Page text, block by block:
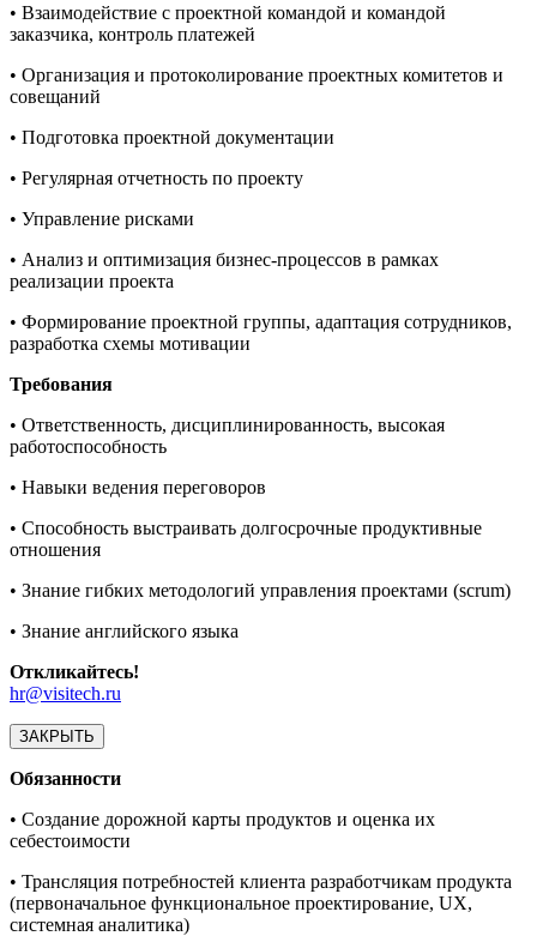
• Взаимодействие с проектной командой и командой
заказчика, контроль платежей
• Организация и протоколирование проектных комитетов и
совещаний
• Подготовка проектной документации
• Регулярная отчетность по проекту
• Управление рисками
• Анализ и оптимизация бизнес-процессов в рамках
реализации проекта
• Формирование проектной группы, адаптация сотрудников,
разработка схемы мотивации
Требования
• Ответственность, дисциплинированность, высокая
работоспособность
• Навыки ведения переговоров
• Способность выстраивать долгосрочные продуктивные
отношения
• Знание гибких методологий управления проектами (scrum)
• Знание английского языка
Откликайтесь!
hr@visitech.ru
ЗАКРЫТЬ
Обязанности
• Создание дорожной карты продуктов и оценка их
себестоимости
• Трансляция потребностей клиента разработчикам продукта
(первоначальное функциональное проектирование, UX,
системная аналитика)